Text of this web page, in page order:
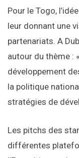
Pour le Togo,
leur donnant une
partenariats. A
autour du thème :
développement
la politique
stratégies de
Les pitchs des
différentes